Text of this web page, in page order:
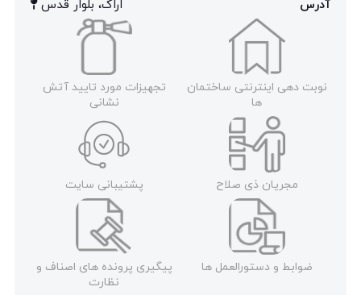
آدرس
اراک، بلوار قدس
نوبت دهی اینترنتی ساختمان
ها
تجهیزات مورد تایید آتش
نشانی
مجریان ذی صلاح پشتیبانی سایت
ضوابط و دستورالعمل ها
پیگیری پرونده های اصناف و
نظارت